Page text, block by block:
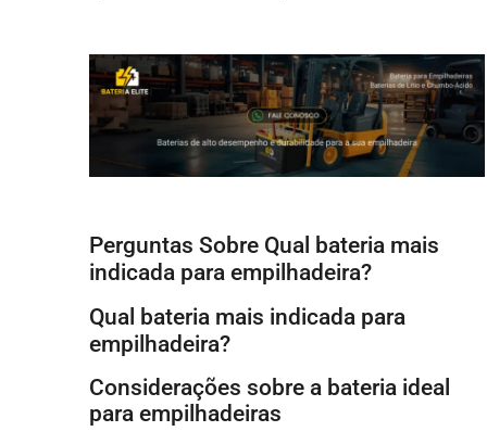
Perguntas Sobre Qual bateria mais
indicada para empilhadeira?
Qual bateria mais indicada para
empilhadeira?
Considerações sobre a bateria ideal
para empilhadeiras